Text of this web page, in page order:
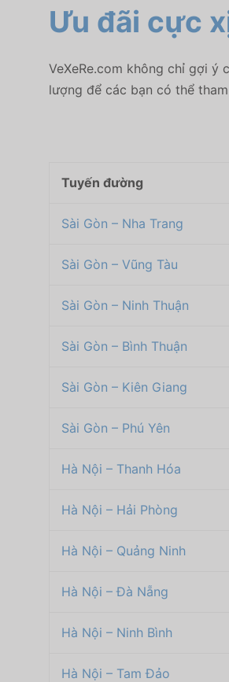
Ưu đãi cực
VeXeRe.com không chỉ gợi
lượng để các bạn có thể
Tuyến đường
Sài Gòn – Nha Trang
Sài Gòn – Vũng Tàu
Sài Gòn – Ninh Thuận
Sài Gòn – Bình Thuận
Sài Gòn – Kiên Giang
Sài Gòn – Phú Yên
Hà Nội – Thanh Hóa
Hà Nội – Hải Phòng
Hà Nội – Quảng Ninh
Hà Nội – Đà Nẵng
Hà Nội – Ninh Bình
Hà Nội – Tam Đảo